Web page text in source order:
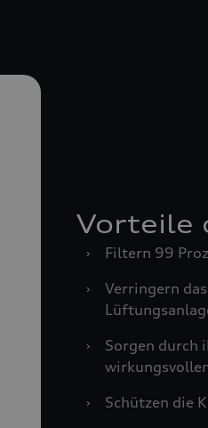
Vorteile
›
Filtern 99
›
Verringern
›
Sorgen durch
›
Schützen die